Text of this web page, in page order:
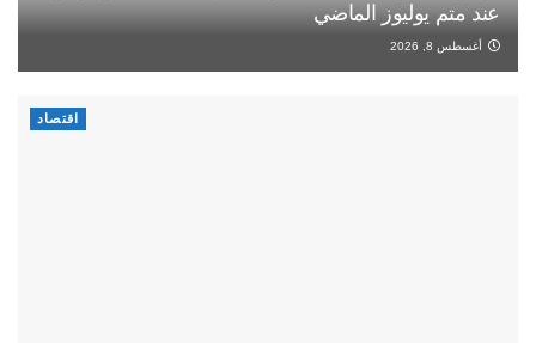
عند متم يوليوز الماضي
أغسطس 8, 2026
اقتصاد